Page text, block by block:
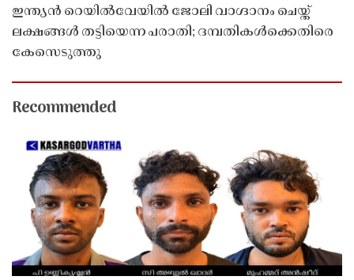
ഇന്ത്യൻ റെയിൽവേയിൽ ജോലി വാഗ്ദാനം ചെയ്ത്
ലക്ഷങ്ങൾ തട്ടിയെന്ന പരാതി; ദമ്പതികൾക്കെതിരെ
കേസെടുത്തു
Recommended